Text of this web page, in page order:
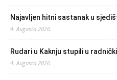
Najavljen hitni sastanak u
4. Augusta 2026.
Rudari u Kaknju stupili u
4. Augusta 2026.